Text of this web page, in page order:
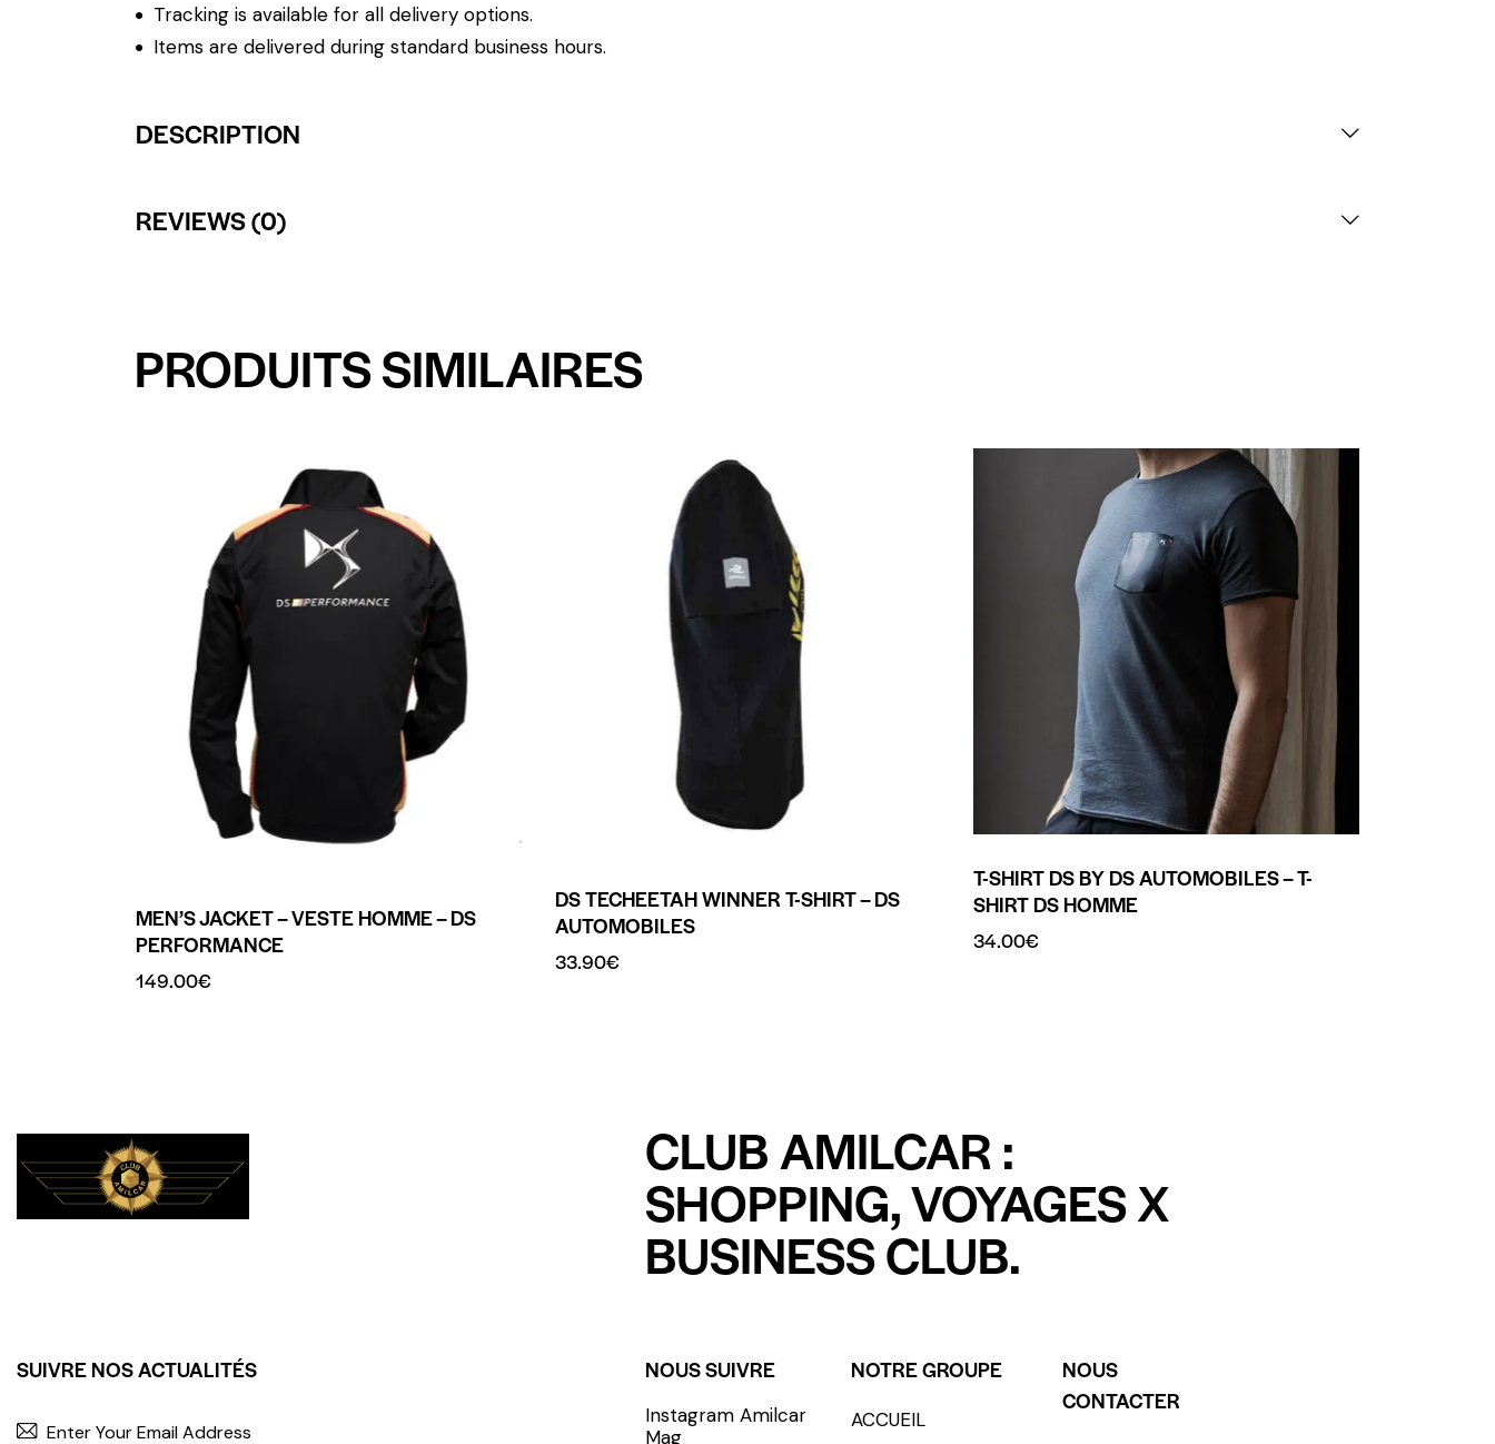
Tracking is available for all delivery options.
Items are delivered during standard business hours.
DESCRIPTION
REVIEWS (0)
PRODUITS SIMILAIRES
MEN’S JACKET – VESTE HOMME – DS
PERFORMANCE
149.00€
DS TECHEETAH WINNER T-SHIRT – DS
AUTOMOBILES
33.90€
T-SHIRT DS BY DS AUTOMOBILES – T-
SHIRT DS HOMME
34.00€
CLUB AMILCAR :
SHOPPING, VOYAGES X
BUSINESS CLUB.
SUIVRE NOS ACTUALITÉS
S'INCRIRE - SUBSCRIBE
NOUS SUIVRE
Instagram Amilcar
Mag
NOTRE GROUPE
ACCUEIL
NOUS
CONTACTER